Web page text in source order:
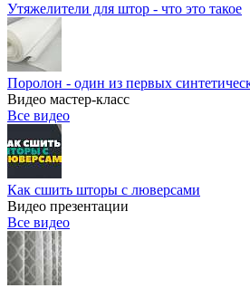
Утяжелители для штор - что это такое
Поролон - один из первых
Видео мастер-класс
Все видео
Как сшить шторы с люверсами
Видео презентации
Все видео